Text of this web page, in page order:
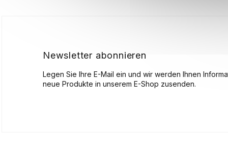
Newsletter abonnieren
Legen Sie Ihre E-Mail ein und wir werden Ihnen
neue Produkte in unserem E-Shop zusenden.